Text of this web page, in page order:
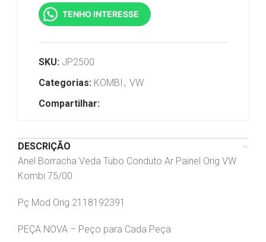
TENHO INTERESSE
SKU: JP2500
Categorias: KOMBI , VW
Compartilhar:
DESCRIÇÃO
Anel Borracha Veda Tubo Conduto Ar Painel Orig VW
Kombi 75/00
Pç Mod Orig 2118192391
PEÇA NOVA – Peço para Cada Peça